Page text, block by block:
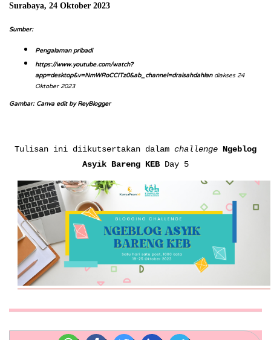
Surabaya, 24 Oktober 2023
Sumber:
Pengalaman pribadi
https://www.youtube.com/watch?
app=desktop&v=NmWRoCCITz0&ab_channel=draisahdahlan diakses 24
Oktober 2023
Gambar: Canva edit by ReyBlogger
Tulisan ini diikutsertakan dalam challenge Ngeblog
Asyik Bareng KEB Day 5